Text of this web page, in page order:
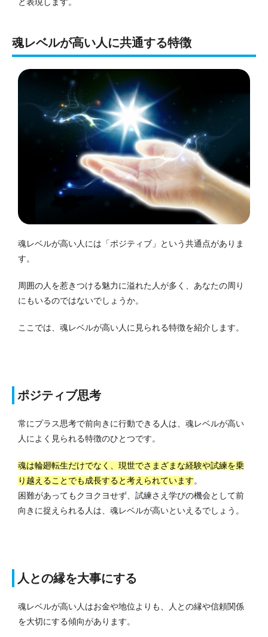
魂レベルが高い人に共通する特徴
魂レベルが高い人には「ポジティブ」という共通点がありま
す。
周囲の人を惹きつける魅力に溢れた人が多く、あなたの周り
にもいるのではないでしょうか。
ここでは、魂レベルが高い人に見られる特徴を紹介します。
ポジティブ思考
常にプラス思考で前向きに行動できる人は、魂レベルが高い
人によく見られる特徴のひとつです。
魂は輪廻転生だけでなく、現世でさまざまな経験や試練を乗
り越えることでも成長すると考えられています。
困難があってもクヨクヨせず、試練さえ学びの機会として前
向きに捉えられる人は、魂レベルが高いといえるでしょう。
人との縁を大事にする
魂レベルが高い人はお金や地位よりも、人との縁や信頼関係
を大切にする傾向があります。